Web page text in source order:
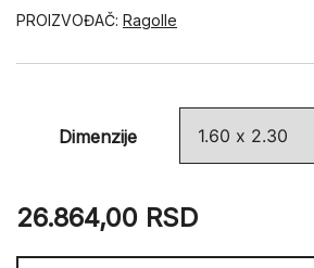
PROIZVOĐAČ: Ragolle
Dimenzije
26.864,00 RSD